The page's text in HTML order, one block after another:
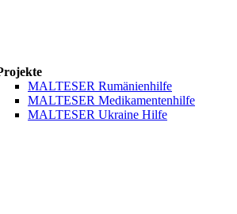
MALTESER Rumänienhilfe
MALTESER Medikamentenhilfe
MALTESER Ukraine Hilfe